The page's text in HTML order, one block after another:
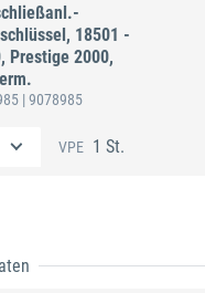
18501 -
Prestige 2000,
| 9078985
VPE 1 St.